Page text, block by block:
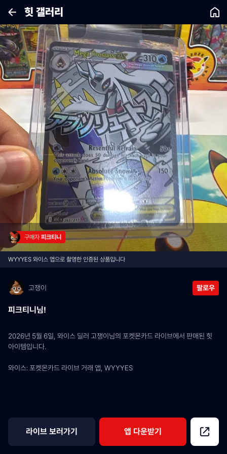
힛 갤러리
구매자 피크티니
WYYYES 와이스 앱으로 촬영한 인증된 상품입니다
고쟁이 팔로우
피크티니님!
2026년 5월 6일, 와이스 딜러 고쟁이님의 포켓몬카드 라이브에서 판매된 힛
아이템입니다.
와이스: 포켓몬카드 라이브 거래 앱, WYYYES
라이브 보러가기 앱 다운받기